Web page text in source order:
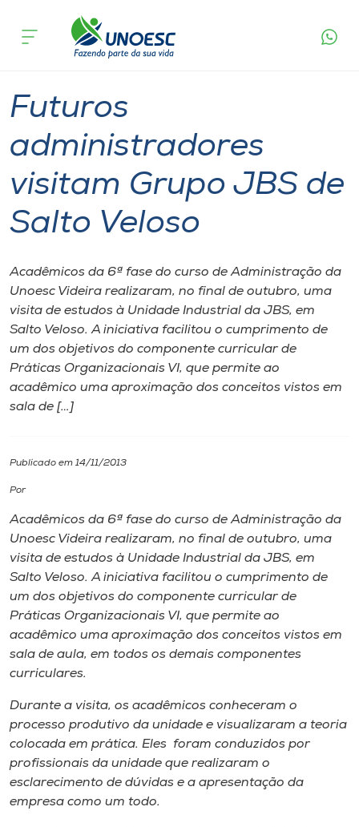
Cursos
Pesquisa
Atendimento ao Estudante
Portal de Ensino
A
Internacionalização
I.nova
Cultura
CPA
Biblioteca
Editora
Rádio
Museu
Unoesc
Store
acontece
Futuros
administradores
visitam Grupo JBS de
Salto Veloso
Acadêmicos da 6ª fase do curso de Administração da
Unoesc Videira realizaram, no final de outubro, uma
visita de estudos à Unidade Industrial da JBS, em
Salto Veloso. A iniciativa facilitou o cumprimento de
um dos objetivos do componente curricular de
Práticas Organizacionais VI, que permite ao
acadêmico uma aproximação dos conceitos vistos em
sala de […]
Publicado em 14/11/2013
Por
Acadêmicos da 6ª fase do curso de Administração da
Unoesc Videira realizaram, no final de outubro, uma
visita de estudos à Unidade Industrial da JBS, em
Salto Veloso. A iniciativa facilitou o cumprimento de
um dos objetivos do componente curricular de
Práticas Organizacionais VI, que permite ao
acadêmico uma aproximação dos conceitos vistos em
sala de aula, em todos os demais componentes
curriculares.
Durante a visita, os acadêmicos conheceram o
processo produtivo da unidade e visualizaram a teoria
colocada em prática. Eles foram conduzidos por
profissionais da unidade que realizaram o
esclarecimento de dúvidas e a apresentação da
empresa como um todo.